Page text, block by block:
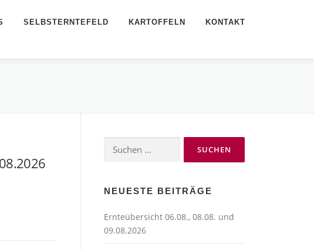
SELBSTERNTEFELD KARTOFFELN KONTAKT
Suchen
nach:
NEUESTE BEITRÄGE
Ernteübersicht 06.08., 08.08. und
09.08.2026